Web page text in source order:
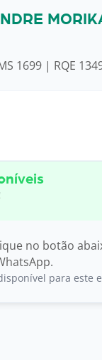
1699 | RQE
no botão
para este